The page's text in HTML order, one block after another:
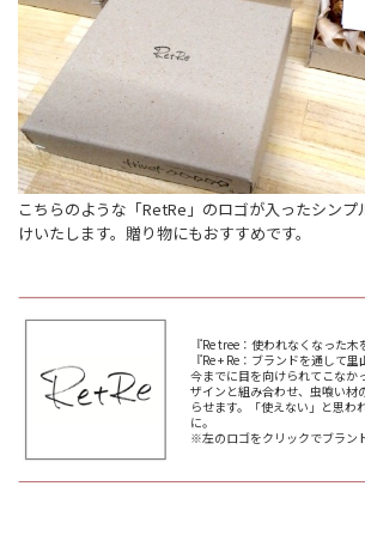
こちらのような「RetRe」のロゴが入ったシンプ
けいたします。贈り物にもおすすめです。
『Re tree：使われなくなった
『Re + Re：ブランドを通して
今までに目を向けられてこなか
ザインと組み合わせ、虫喰い材
らせます。「使えない」と思わ
に。
※左のロゴをクリックでブラン